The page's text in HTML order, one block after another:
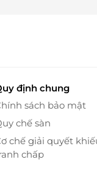
định chung
sách bảo mật
chế sàn
chế giải quyết
chấp